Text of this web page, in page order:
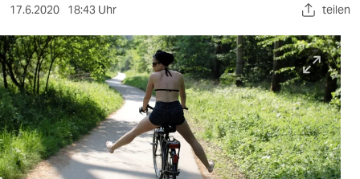
sport
berlin
nord
wahrheit
17.6.2020 18:43 Uhr teilen